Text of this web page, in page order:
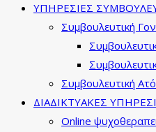
ΥΠΗΡΕΣΙΕΣ
Συμβουλευτική
Συμβουλευτική
ΔΙΑΔΙΚΤΥΑΚΕΣ
Online